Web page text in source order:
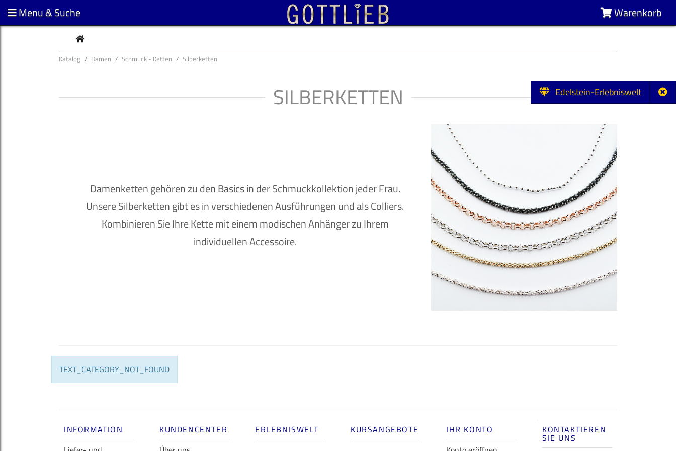
Edelstein-Erlebniswelt
Menu & Suche Warenkorb
CURRENT
Katalog Damen Schmuck - Ketten Silberketten
SILBERKETTEN
Damenketten gehören zu den Basics in der Schmuckkollektion jeder Frau.
Unsere Silberketten gibt es in verschiedenen Ausführungen und als Colliers.
Kombinieren Sie Ihre Kette mit einem modischen Anhänger zu Ihrem
individuellen Accessoire.
TEXT_CATEGORY_NOT_FOUND
INFORMATION
KUNDENCENTER
ERLEBNISWELT KURSANGEBOTE
IHR KONTO
KONTAKTIEREN
SIE UNS